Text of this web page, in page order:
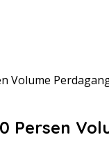
Volume
Persen